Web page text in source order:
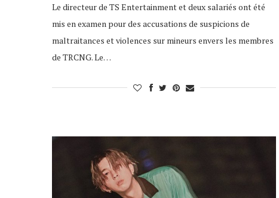
Le directeur de TS Entertainment et deux salariés ont été
mis en examen pour des accusations de suspicions de
maltraitances et violences sur mineurs envers les membres
de TRCNG. Le…